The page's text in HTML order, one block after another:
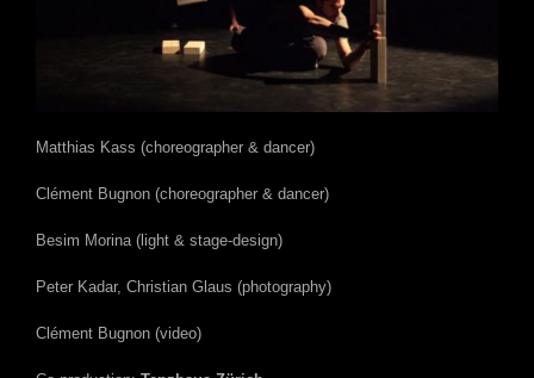
Matthias Kass (choreographer & dancer)
Clément Bugnon (choreographer & dancer)
Besim Morina (light & stage-design)
Peter Kadar, Christian Glaus (photography)
Clément Bugnon (video)